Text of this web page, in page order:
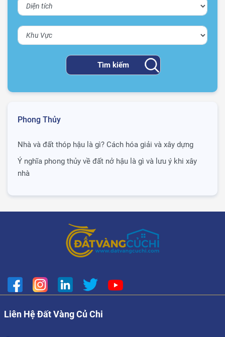
Phong Thủy
Nhà và đất thóp hậu là gì? Cách hóa giải và xây dựng
Ý nghĩa phong thủy về đất nở hậu là gì và lưu ý khi xây
nhà
Liên Hệ Đất Vàng Củ Chi